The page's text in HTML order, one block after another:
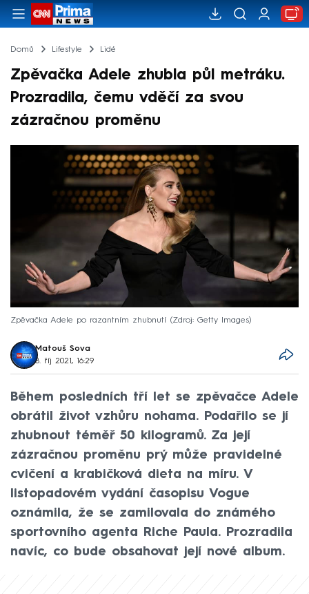
Domů Lifestyle Lidé
Zpěvačka Adele zhubla půl metráku.
Prozradila, čemu vděčí za svou
zázračnou proměnu
Zpěvačka Adele po razantním zhubnutí Zdroj: Getty Images
Matouš Sova
8. říj 2021, 16:29
Během posledních tří let se zpěvačce Adele
obrátil život vzhůru nohama. Podařilo se jí
zhubnout téměř 50 kilogramů. Za její
zázračnou proměnu prý může pravidelné
cvičení a krabičková dieta na míru. V
listopadovém vydání časopisu Vogue
oznámila, že se zamilovala do známého
sportovního agenta Riche Paula. Prozradila
navíc, co bude obsahovat její nové album.